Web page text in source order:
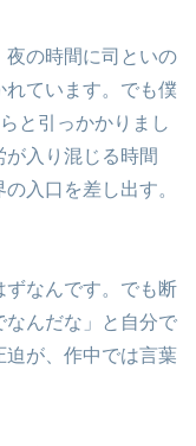
夜の時間に司といの
れています。でも僕
と引っかかりまし
入り混じる時間
入口を差し出す。
ずなんです。でも断
なんだな」と自分で
迫が、作中では言葉